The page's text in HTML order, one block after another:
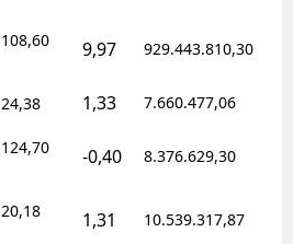
108,60 9,97 929.443.810,30
24,38 1,33 7.660.477,06
124,70 -0,40 8.376.629,30
20,18 1,31 10.539.317,87